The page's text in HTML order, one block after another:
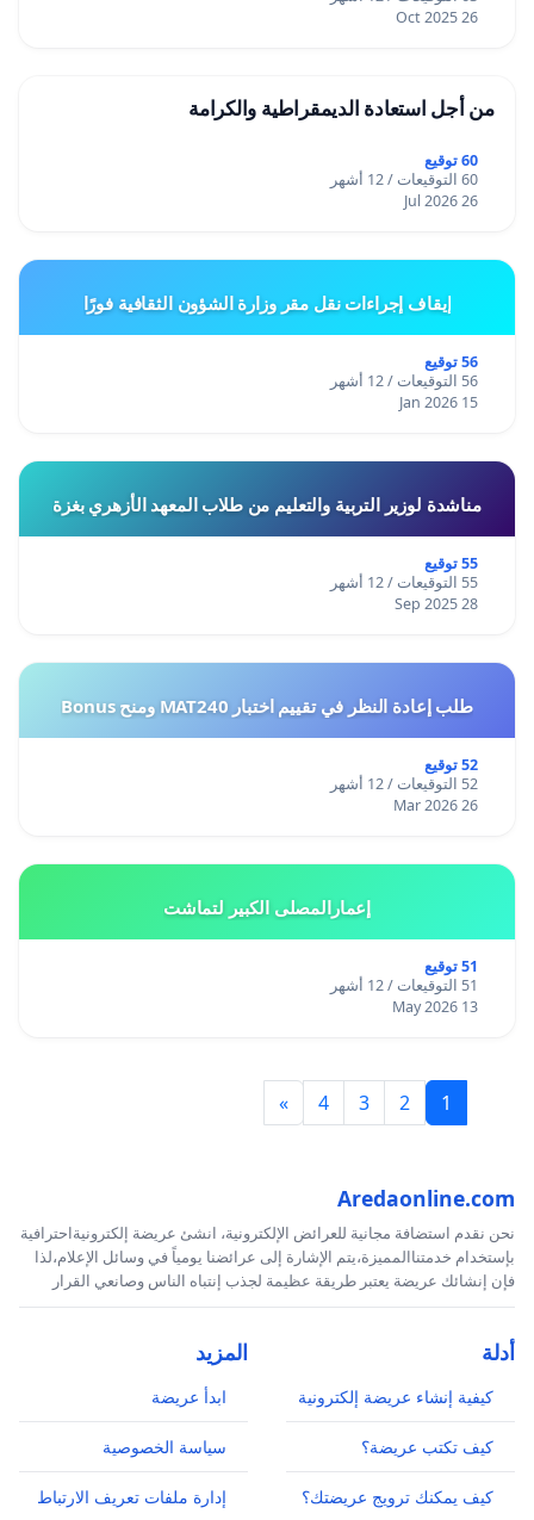
26 Oct 2025
من أجل استعادة الديمقراطية والكرامة
60 توقيع
60 التوقيعات / 12 أشهر
26 Jul 2026
إيقاف إجراءات نقل مقر وزارة الشؤون الثقافية فورًا
56 توقيع
56 التوقيعات / 12 أشهر
15 Jan 2026
مناشدة لوزير التربية والتعليم من طلاب المعهد الأزهري بغزة
55 توقيع
55 التوقيعات / 12 أشهر
28 Sep 2025
طلب إعادة النظر في تقييم اختبار MAT240 ومنح Bonus
52 توقيع
52 التوقيعات / 12 أشهر
26 Mar 2026
إعمارالمصلى الكبير لتماشت
51 توقيع
51 التوقيعات / 12 أشهر
13 May 2026
1
2
3
4
»
Aredaonline.com
نحن نقدم استضافة مجانية للعرائض الإلكترونية، انشئ عريضة إلكترونيةاحترافية
بإستخدام خدمتناالمميزة،يتم الإشارة إلى عرائضنا يومياً في وسائل الإعلام،لذا
فإن إنشائك عريضة يعتبر طريقة عظيمة لجذب إنتباه الناس وصانعي القرار
أدلة
كيفية إنشاء عريضة إلكترونية
كيف تكتب عريضة؟
كيف يمكنك ترويج عريضتك؟
المزيد
ابدأ عريضة
سياسة الخصوصية
إدارة ملفات تعريف الارتباط